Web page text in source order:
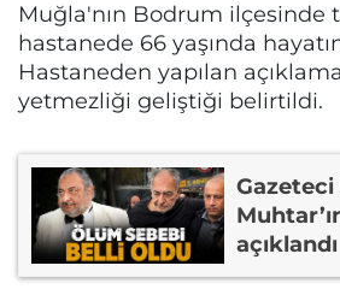
Muğla'nın Bodrum ilçesinde
hastanede 66 yaşında
Hastaneden yapılan
yetmezliği geliştiği belirtildi.
Gazeteci
açıklandı